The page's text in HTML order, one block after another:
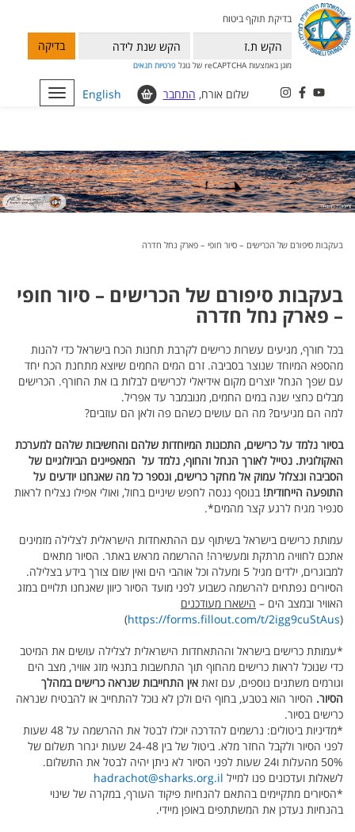
בדיקת תוקף ביטוח
בדיקה
מוגן באמצעות reCAPTCHA של גוגל פרטיות תנאים
Toggle
navigation
English שלום אורח, התחבר
בעקבות סיפורם של הכרישים – סיור חופי – פארק נחל חדרה
בעקבות סיפורם של הכרישים – סיור חופי
– פארק נחל חדרה
בכל חורף, מגיעים עשרות כרישים לקרבת תחנות הכח בישראל כדי להנות
מהספא המיוחד שנוצר בסביבה. זרם המים החמים שיוצא מתחנת הכח יחד
עם שפך הנחל יוצרים מקום אידיאלי לכרישים לבלות בו את החורף. הכרישים
מבלים כחצי שנה במים החמים, מנובמבר עד אפריל.
למה הם מגיעים? מה הם עושים כשהם פה ולאן הם עוזבים?
בסיור נלמד על כרישים, התכונות המיוחדות שלהם והחשיבות שלהם למערכת
האקולוגית. נטייל לאורך הנחל והחוף, נלמד על המאפיינים הביולוגיים של
הסביבה ונצלול עמוק אל מחקר כרישים, ונספר כל מה שאנחנו יודעים על
התופעה הייחודית! בנוסף ננסה לחפש שיניים בחול, ואולי אפילו נצליח לראות
סנפיר מגיח לרגע קצר מהמים*.
עמותת כרישים בישראל בשיתוף עם ההתאחדות הישראלית לצלילה מזמינים
אתכם לחוויה מרתקת ומעשירה! ההרשמה מראש באתר. הסיור מתאים
למבוגרים, ילדים מגיל 5 ומעלה וכל אוהבי הים ואין שום צורך בידע בצלילה.
הסיורים נפתחים להרשמה כשבוע לפני מועד הסיור כיוון שאנחנו תלויים במזג
האוויר ובמצב הים – הישארו מעודכנים
(
https://forms.fillout.com/t/2igg9cuStAus
)
*עמותת כרישים בישראל וההתאחדות הישראלית לצלילה עושים את המיטב
כדי שנוכל לראות כרישים מהחוף תוך התחשבות בתנאי מזג אוויר, מצב הים
וגורמים משתנים נוספים, עם זאת אין התחייבות שנראה כרישים במהלך
הסיור. הסיור הוא בטבע, בחוף הים ולכן לא נוכל להתחייב או להבטיח שנראה
כרישים בסיור.
*מדיניות ביטולים: נרשמים להדרכה יוכלו לבטל את ההרשמה על 48 שעות
לפני הסיור ולקבל החזר מלא. ביטול של בין 24-48 שעות יגרור תשלום של
50% מהעלות ו24 שעות לפני הסיור לא ניתן יהיה לבטל את התשלום.
לשאלות ועדכונים פנו למייל hadrachot@sharks.org.il
*הסיורים מתקיימים בהתאם להנחיות פיקוד העורף, במקרה של שינוי
בהנחיות נעדכן את המשתתפים באופן מיידי.